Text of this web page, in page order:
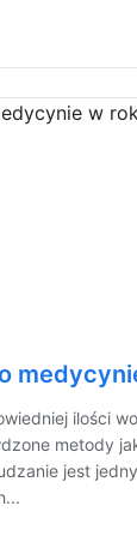
ilości
metody
jest